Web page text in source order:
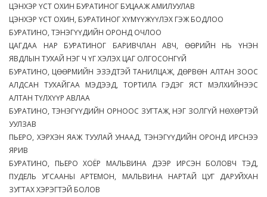
ЦЭНХЭР ҮСТ ОХИН БУРАТИНОГ БУЦААЖ АМИЛУУЛАВ
ЦЭНХЭР ҮСТ ОХИН, БУРАТИНОГ ХҮМҮҮЖҮҮЛЭХ ГЭЖ БОДЛОО
БУРАТИНО, ТЭНЭГҮҮДИЙН ОРОНД ОЧЛОО
ЦАГДАА НАР БУРАТИНОГ БАРИВЧЛАН АВЧ, ӨӨРИЙН НЬ ҮНЭН
ЯВДЛЫН ТУХАЙ НЭГ Ч ҮГ ХЭЛЭХ ЦАГ ОЛГОСОНГҮЙ
БУРАТИНО, ЦӨӨРМИЙН ЭЗЭДТЭЙ ТАНИЛЦАЖ, ДӨРВӨН АЛТАН ЗООС
АЛДСАН ТУХАЙГАА МЭДЭЭД, ТОРТИЛА ГЭДЭГ ЯСТ МЭЛХИЙНЭЭС
АЛТАН ТҮЛХҮҮР АВЛАА
БУРАТИНО, ТЭНЭГҮҮДИЙН ОРНООС ЗУГТАЖ, НЭГ ЗОЛГҮЙ НӨХӨРТЭЙ
УУЛЗАВ
ПЬЕРО, ХЭРХЭН ЯАЖ ТУУЛАЙ УНААД, ТЭНЭГҮҮДИЙН ОРОНД ИРСНЭЭ
ЯРИВ
БУРАТИНО, ПЬЕРО ХОЁР МАЛЬВИНА ДЭЭР ИРСЭН БОЛОВЧ ТЭД,
ПУДЕЛЬ УГСААНЫ АРТЕМОН, МАЛЬВИНА НАРТАЙ ЦУГ ДАРУЙХАН
ЗУГТАХ ХЭРЭГТЭЙ БОЛОВ